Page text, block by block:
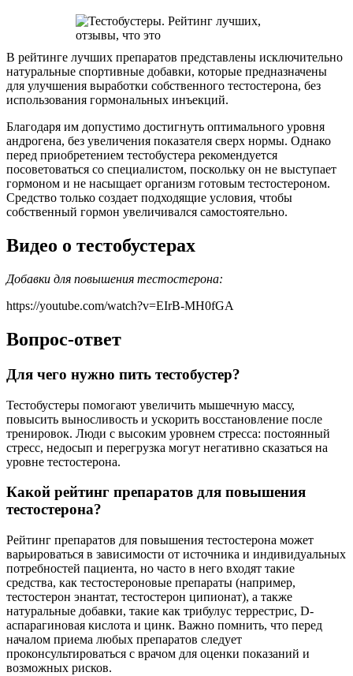
В рейтинге лучших препаратов представлены исключительно
натуральные спортивные добавки, которые предназначены
для улучшения выработки собственного тестостерона, без
использования гормональных инъекций.
Благодаря им допустимо достигнуть оптимального уровня
андрогена, без увеличения показателя сверх нормы. Однако
перед приобретением тестобустера рекомендуется
посоветоваться со специалистом, поскольку он не выступает
гормоном и не насыщает организм готовым тестостероном.
Средство только создает подходящие условия, чтобы
собственный гормон увеличивался самостоятельно.
Видео о тестобустерах
Добавки для повышения тестостерона:
https://youtube.com/watch?v=EIrB-MH0fGA
Вопрос-ответ
Для чего нужно пить тестобустер?
Тестобустеры помогают увеличить мышечную массу,
повысить выносливость и ускорить восстановление после
тренировок. Люди с высоким уровнем стресса: постоянный
стресс, недосып и перегрузка могут негативно сказаться на
уровне тестостерона.
Какой рейтинг препаратов для повышения
тестостерона?
Рейтинг препаратов для повышения тестостерона может
варьироваться в зависимости от источника и индивидуальных
потребностей пациента, но часто в него входят такие
средства, как тестостероновые препараты (например,
тестостерон энантат, тестостерон ципионат), а также
натуральные добавки, такие как трибулус террестрис, D-
аспарагиновая кислота и цинк. Важно помнить, что перед
началом приема любых препаратов следует
проконсультироваться с врачом для оценки показаний и
возможных рисков.